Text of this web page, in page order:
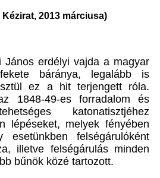
Kézirat, 2013 márciusa)
erdélyi vajda a magyar
báránya, legalább is
ez a hit terjengett róla.
1848-49-es forradalom és
katonatisztjéhez
lépéseket, melyek fényében
esetünkben felségárulóként
illetve felségárulás minden
bűnök közé tartozott.